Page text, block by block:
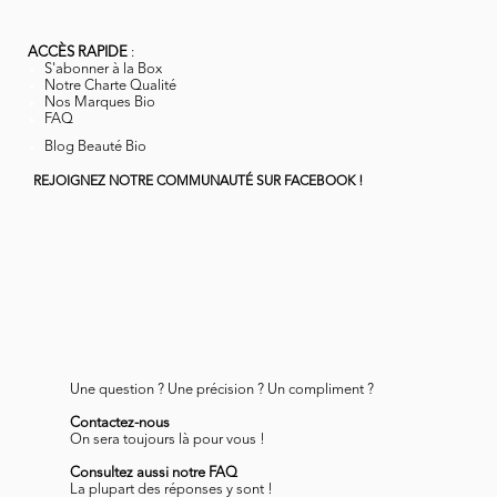
ACCÈS RAPIDE :
S'abonner à la Box
Notre Charte Qualité
Nos Marques Bio
FAQ
Blog Beauté Bio
REJOIGNEZ NOTRE COMMUNAUTÉ SUR FACEBOOK !
Une question ? Une précision ? Un compliment ?
Contactez-nous
On sera toujours là pour vous !
Consultez aussi notre FAQ
La plupart des réponses y sont !